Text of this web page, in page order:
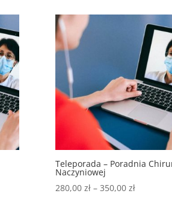
Teleporada – Poradnia
Naczyniowej
280,00 zł – 350,00 złZakres